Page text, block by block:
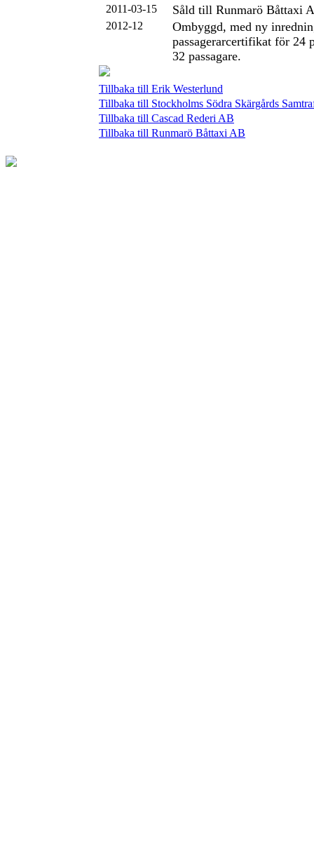
2011-03-15 Såld till Runmarö Båttaxi
2012-12
Ombyggd, med ny
passagerarcertifikat för 24
32 passagare.
Tillbaka till Erik Westerlund
Tillbaka till Stockholms Södra Skärgårds
Tillbaka till Cascad Rederi AB
Tillbaka till Runmarö Båttaxi AB